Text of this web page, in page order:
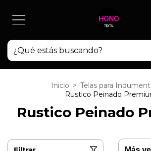
Inicio > Telas para
Rustico Peinado
Rustico Peinado